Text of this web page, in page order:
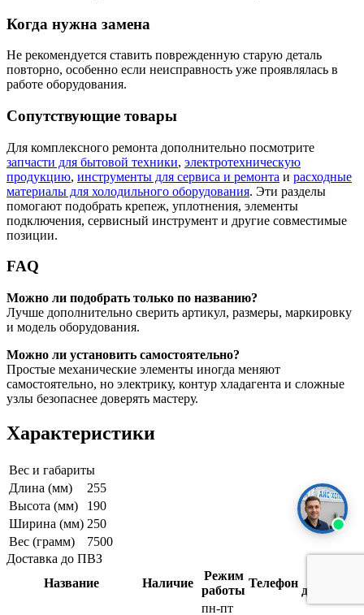
Когда нужна замена
Не рекомендуется ставить поврежденную старую деталь
повторно, особенно если неисправность уже проявлялась в
работе оборудования.
Сопутствующие товары
Для комплексного ремонта дополнительно посмотрите
запчасти для бытовой техники, электротехническую
продукцию, инструменты для сервиса и ремонта и расходные
материалы для холодильного оборудования. Эти разделы
помогают подобрать крепеж, уплотнения, элементы
подключения, сервисный инструмент и другие совместимые
позиции.
FAQ
Можно ли подобрать только по названию?
Лучше дополнительно сверить артикул, размеры, маркировку
и модель оборудования.
Можно ли установить самостоятельно?
Простые механические элементы иногда меняют
самостоятельно, но электрику, контур хладагента и сложные
узлы безопаснее доверять мастеру.
Характеристики
Вес и габариты
Длина (мм)
255
Высота (мм)
190
Ширина (мм) 250
Вес (грамм)
7500
Доставка до ПВЗ
Название
Наличие
Режим
работы
Телефон
доставки
пн-пт